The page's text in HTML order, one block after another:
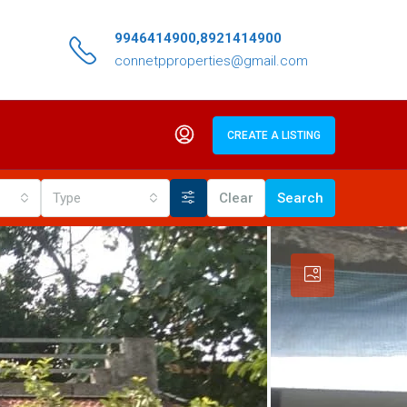
9946414900,8921414900
connetpproperties@gmail.com
CREATE A LISTING
Type Clear Search